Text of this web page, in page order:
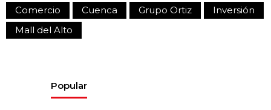
Comercio Cuenca Grupo Ortiz
Inversión
Mall del Alto
Popular